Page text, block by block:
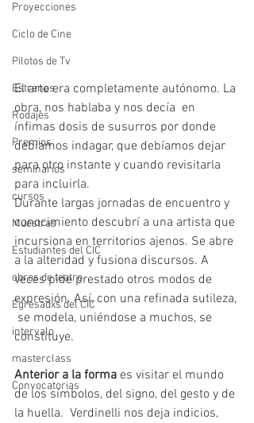
Proyecciones
Ciclo de Cine
Pilotos de Tv
Estrenos
Rodajes
Premios
seminarios
cursos
Muestras
Estudiantes del CIC
obras de teatro
Egresadxs del CIC
intervalo
masterclass
Convocatorias
El arte era completamente autónomo. La
obra, nos hablaba y nos decía  en
ínfimas dosis de susurros por donde
debíamos indagar, que debíamos dejar
para otro instante y cuando revisitarla
para incluirla.
Durante largas jornadas de encuentro y
conocimiento descubrí a una artista que
incursiona en territorios ajenos. Se abre
a la alteridad y fusiona discursos. A
veces pide prestado otros modos de
expresión. Así, con una refinada sutileza,
se modela, uniéndose a muchos, se
constituye.
Anterior a la forma es visitar el mundo
de los símbolos, del signo, del gesto y de
la huella.  Verdinelli nos deja indicios,